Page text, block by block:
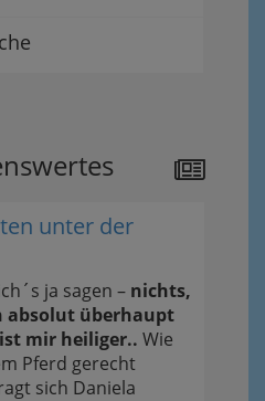
unter der
ja sagen – nichts,
absolut überhaupt
mir heiliger.. Wie
Pferd gerecht
sich Daniela